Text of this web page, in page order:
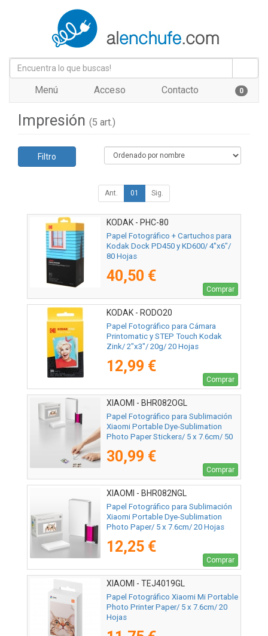
Menú Acceso Contacto 0
Impresión (5 art.)
Filtro
Ant. 01 Sig.
KODAK - PHC-80
Papel Fotográfico + Cartuchos para
Kodak Dock PD450 y KD600/ 4"x6"/
80 Hojas
40,50 €
Comprar
KODAK - RODO20
Papel Fotográfico para Cámara
Printomatic y STEP Touch Kodak
Zink/ 2"x3"/ 20g/ 20 Hojas
12,99 €
Comprar
XIAOMI - BHR082OGL
Papel Fotográfico para Sublimación
Xiaomi Portable Dye-Sublimation
Photo Paper Stickers/ 5 x 7.6cm/ 50
30,99 €
Comprar
XIAOMI - BHR082NGL
Papel Fotográfico para Sublimación
Xiaomi Portable Dye-Sublimation
Photo Paper/ 5 x 7.6cm/ 20 Hojas
12,25 €
Comprar
XIAOMI - TEJ4019GL
Papel Fotográfico Xiaomi Mi Portable
Photo Printer Paper/ 5 x 7.6cm/ 20
Hojas